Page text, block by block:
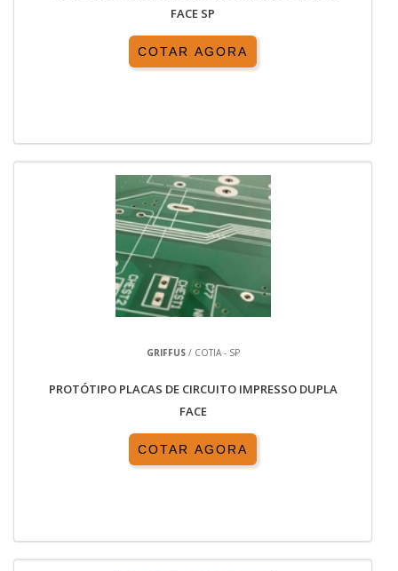
FACE SP
COTAR AGORA
GRIFFUS/ COTIA - SP
PROTÓTIPO PLACAS DE CIRCUITO IMPRESSO DUPLA
FACE
COTAR AGORA